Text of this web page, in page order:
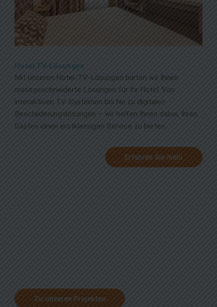
Hotel TV-Lösungen
Mit unseren Hotel-TV-Lösungen bieten wir Ihnen
massgeschneiderte Lösungen für Ihr Hotel. Von
interaktiven TV-Systemen bis hin zu digitalen
Beschilderungslösungen – wir helfen Ihnen dabei, Ihren
Gästen einen erstklassigen Service zu bieten.
Erfahren Sie mehr
Zu unseren Projekten